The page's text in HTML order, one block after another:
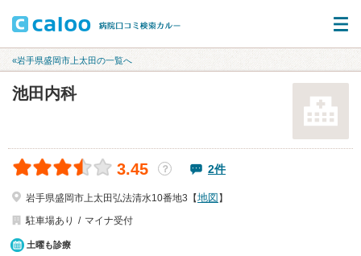
«岩手県盛岡市上太田の一覧へ
池田内科
3.45 ？ 2件
岩手県盛岡市上太田弘法清水10番地3【地図 】
駐車場あり
マイナ受付
土曜も診療